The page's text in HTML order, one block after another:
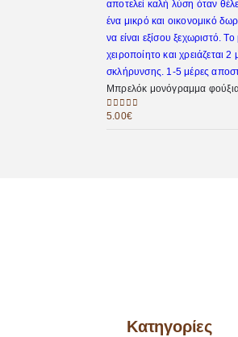
Μπρελόκ μονόγραμμα
0 out of 5
5.00€
Κατηγορίες